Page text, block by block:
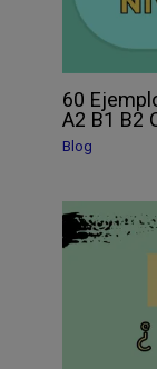
60
A2 B1 B2
Blog